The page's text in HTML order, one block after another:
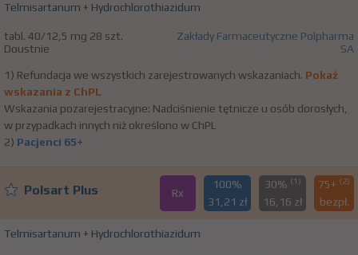
Telmisartanum + Hydrochlorothiazidum
tabl. 40/12,5 mg 28 szt.
Doustnie
Zakłady Farmaceutyczne Polpharma
SA
1) Refundacja we wszystkich zarejestrowanych wskazaniach. Pokaż
wskazania z ChPL
Wskazania pozarejestracyjne: Nadciśnienie tętnicze u osób dorosłych,
w przypadkach innych niż określono w ChPL
2) Pacjenci 65+
Polsart Plus Rx
100%
31,21 zł
30% (1)
16,16 zł
75+ (2)
bezpł.
Telmisartanum + Hydrochlorothiazidum